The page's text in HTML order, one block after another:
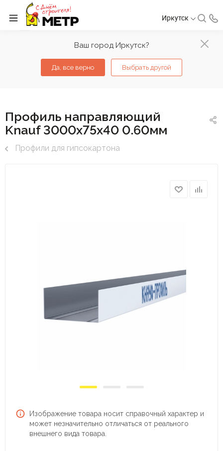
Ваш город Иркутск?
Да, все верно Выбрать другой
Иркутск
Профиль направляющий
Knauf 3000х75х40 0.60мм
Профили для гипсокартона
Изображение товара носит справочный характер и
может незначительно отличаться от реального
внешнего вида товара.